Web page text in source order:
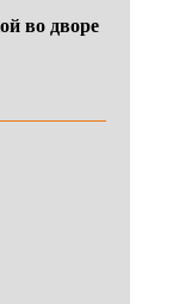
во дворе